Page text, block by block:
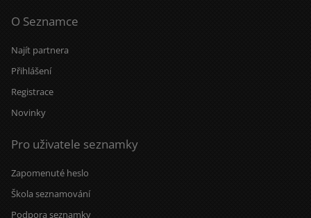
O Seznamce
Najít partnera
Přihlášení
Registrace
Novinky
Pro uživatele seznamky
Zapomenuté heslo
Škola seznamování
Podpora seznamky